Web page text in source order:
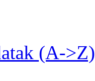
(A->Z)